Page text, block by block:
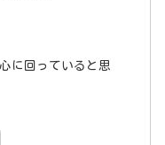
に回っていると思